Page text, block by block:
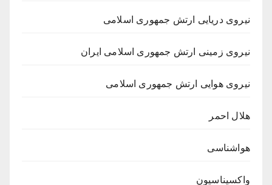
نیروی دریایی ارتش جمهوری اسلامی
نیروی زمینی ارتش جمهوری اسلامی ایران
نیروی هوایی ارتش جمهوری اسلامی
هلال احمر
هواشناسی
واکسیناسیون